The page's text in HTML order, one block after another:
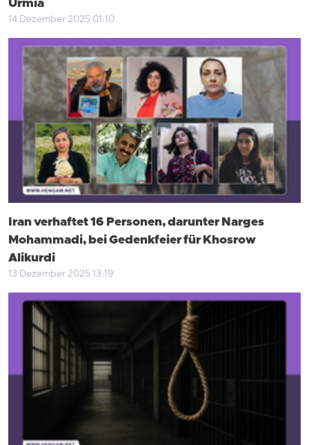
Urmia
14 Dezember 2025 01:10
Iran verhaftet 16 Personen, darunter Narges
Mohammadi, bei Gedenkfeier für Khosrow
Alikurdi
13 Dezember 2025 13:19